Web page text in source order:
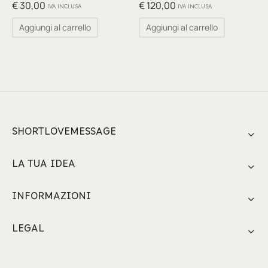
€30,00 IVA INCLUSA
Aggiungi al carrello
€120,00 IVA INCLUSA
Aggiungi al carrello
SHORTLOVEMESSAGE
LA TUA IDEA
INFORMAZIONI
LEGAL
per Te